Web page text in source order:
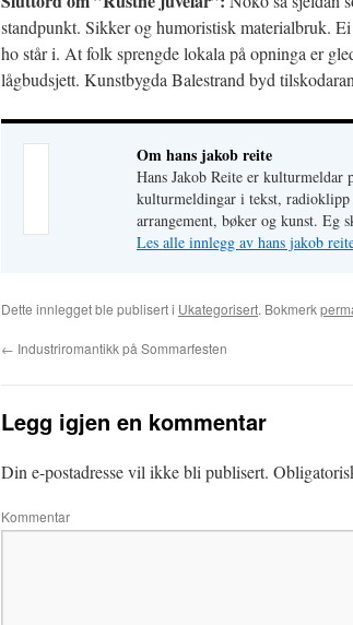
standpunkt. Sikker og humoristisk materialbruk.
ho står i. At folk sprengde lokala på opninga er
lågbudsjett. Kunstbygda Balestrand byd
Om hans jakob reite
Hans Jakob Reite er kulturmeldar
kulturmeldingar i tekst, radioklipp
arrangement, bøker og kunst. Eg
Les alle innlegg av hans jakob
Dette innlegget ble publisert i Ukategorisert. Bokmerk
← Industriromantikk på Sommarfesten
Legg igjen en kommentar
Din e-postadresse vil ikke bli publisert.
Kommentar